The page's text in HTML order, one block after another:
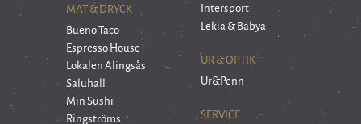
MAT & DRYCK
Bueno Taco
Espresso House
Lokalen Alingsås
Saluhall
Min Sushi
Ringströms
Intersport
Lekia & Babya
UR & OPTIK
Ur&Penn
SERVICE